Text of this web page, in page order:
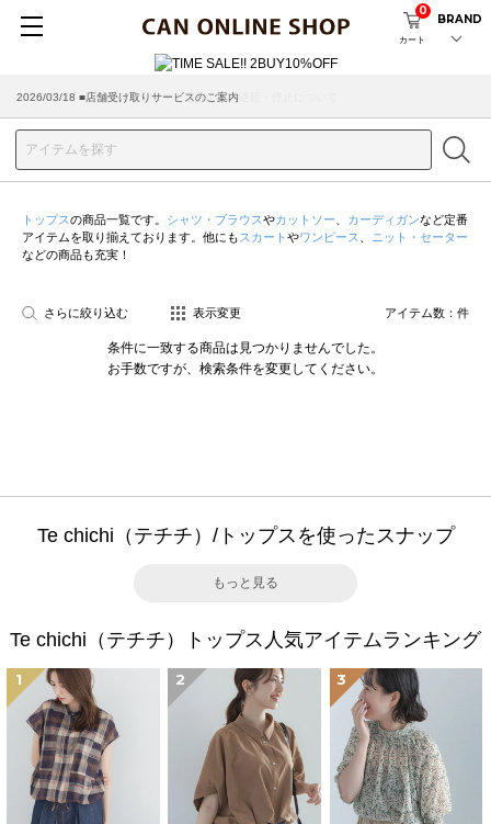
カート
0
BRAND
2026/03/18 ■店舗受け取りサービスのご案内
トップスの商品一覧です。 シャツ・ブラウスやカットソー カーディガンなど定番
アイテムを取り揃えております。他にも スカート やワンピース
ニット・セーター
などの商品も充実！
さらに絞り込む 表示変更 アイテム数： 件
条件に一致する商品は見つかりませんでした。
お手数ですが、検索条件を変更してください。
Te chichi（テチチ）/トップスを使ったスナップ
もっと見る
Te chichi（テチチ）トップス人気アイテムランキング
1 2 3